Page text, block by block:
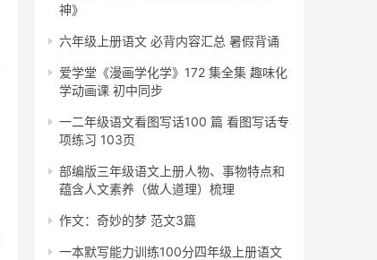
神》
六年级上册语文 必背内容汇总 暑假背诵
爱学堂《漫画学化学》172 集全集 趣味化
学动画课 初中同步
一二年级语文看图写话100 篇 看图写话专
项练习 103页
部编版三年级语文上册人物、事物特点和
蕴含人文素养（做人道理）梳理
作文：奇妙的梦 范文3篇
一本默写能力训练100分四年级上册语文